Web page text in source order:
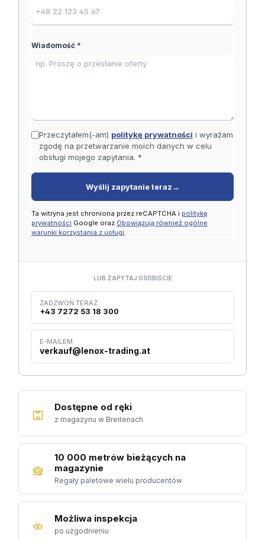
Wiadomość *
Przeczytałem(-am) politykę prywatności i wyrażam
zgodę na przetwarzanie moich danych w celu
obsługi mojego zapytania. *
Wyślij zapytanie teraz →
Ta witryna jest chroniona przez reCAPTCHA i politykę
prywatności Google oraz Obowiązują również ogólne
warunki korzystania z usługi.
LUB ZAPYTAJ OSOBIŚCIE
ZADZWOŃ TERAZ
+43 7272 53 18 300
E-MAILEM
verkauf@lenox-trading.at
Dostępne od ręki
z magazynu w Breitenach
10 000 metrów bieżących na
magazynie
Regały paletowe wielu producentów
Możliwa inspekcja
po uzgodnieniu